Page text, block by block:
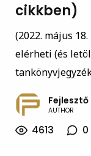
cikkben)
(2022. május
elérheti (és
AUTHOR
4613 0